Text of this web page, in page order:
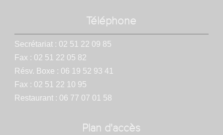
Téléphone
Secrétariat : 02 51 22 09 85
Fax : 02 51 22 05 82
Résv. Boxe : 06 19 52 93 41
Fax : 02 51 22 10 95
Restaurant : 06 77 07 01 58
Plan d'accès